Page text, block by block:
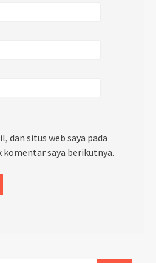
dan situs web saya pada
saya berikutnya.